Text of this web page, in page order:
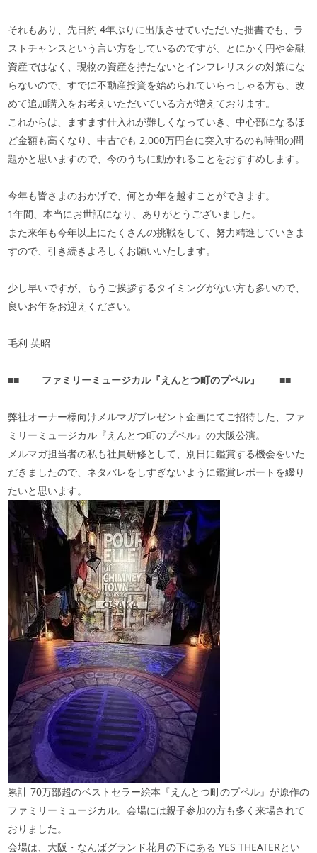
それもあり、先日約 4年ぶりに出版させていただいた拙書でも、ラ
ストチャンスという言い方をしているのですが、とにかく円や金融
資産ではなく、現物の資産を持たないとインフレリスクの対策にな
らないので、すでに不動産投資を始められていらっしゃる方も、改
めて追加購入をお考えいただいている方が増えております。
これからは、ますます仕入れが難しくなっていき、中心部になるほ
ど金額も高くなり、中古でも 2,000万円台に突入するのも時間の問
題かと思いますので、今のうちに動かれることをおすすめします。
今年も皆さまのおかげで、何とか年を越すことができます。
1年間、本当にお世話になり、ありがとうございました。
また来年も今年以上にたくさんの挑戦をして、努力精進していきま
すので、引き続きよろしくお願いいたします。
少し早いですが、もうご挨拶するタイミングがない方も多いので、
良いお年をお迎えください。
毛利 英昭
■■ ファミリーミュージカル『えんとつ町のプペル』 ■■
弊社オーナー様向けメルマガプレゼント企画にてご招待した、ファ
ミリーミュージカル『えんとつ町のプペル』の大阪公演。
メルマガ担当者の私も社員研修として、別日に鑑賞する機会をいた
だきましたので、ネタバレをしすぎないように鑑賞レポートを綴り
たいと思います。
累計 70万部超のベストセラー絵本『えんとつ町のプペル』が原作の
ファミリーミュージカル。会場には親子参加の方も多く来場されて
おりました。
会場は、大阪・なんばグランド花月の下にある YES THEATERとい